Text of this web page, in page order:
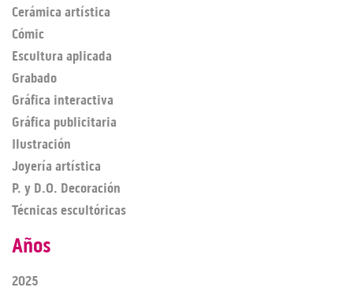
Cerámica artística
Cómic
Escultura aplicada
Grabado
Gráfica interactiva
Gráfica publicitaria
Ilustración
Joyería artística
P. y D.O. Decoración
Técnicas escultóricas
Años
2025